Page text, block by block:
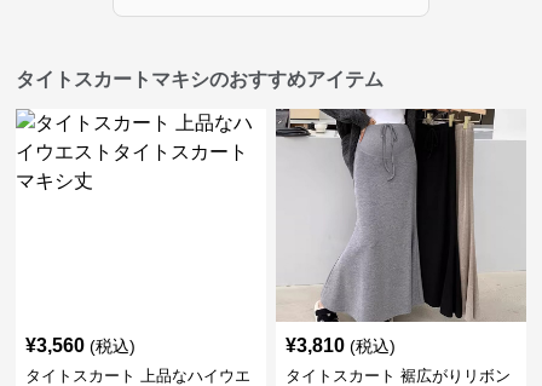
タイトスカートマキシのおすすめアイテム
¥3,560 (税込)
タイトスカート 上品なハイウエ
¥3,810 (税込)
タイトスカート 裾広がりリボン